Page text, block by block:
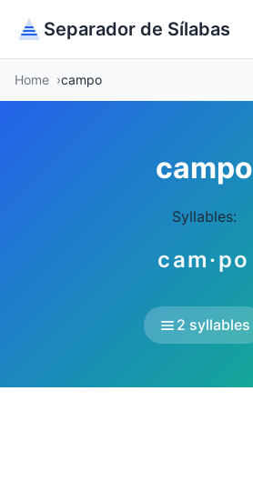
Separador de Sílabas
Home campo
campo
Syllables:
cam·po
2 syllables